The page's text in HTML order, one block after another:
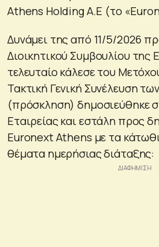
Athens Holding Α.Ε (το
Δυνάμει της από 11/5/2026
Διοικητικού Συμβουλίου της
τελευταίο κάλεσε του
Τακτική Γενική Συνέλευση
(πρόσκληση) δημοσιεύθηκε
Εταιρείας και εστάλη προς
Euronext Athens με τα
θέματα ημερήσιας διάταξης: